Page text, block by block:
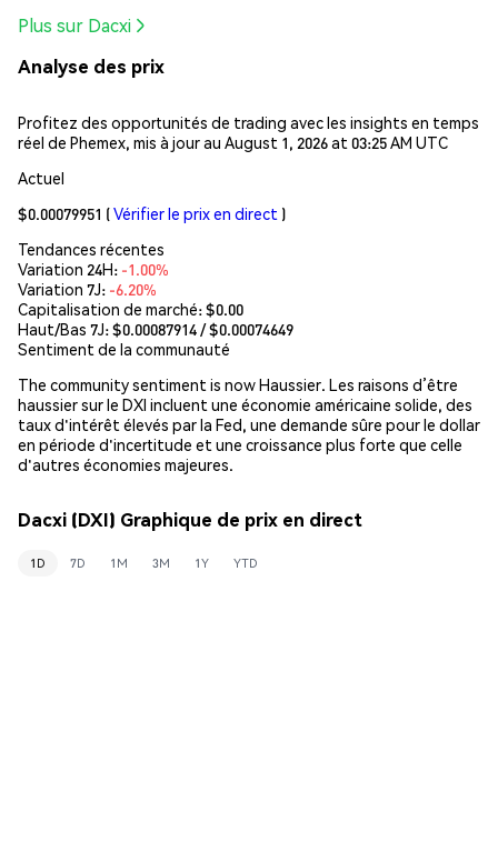
Plus sur Dacxi
Analyse des prix
Profitez des opportunités de trading avec les insights en temps
réel de Phemex, mis à jour au August 1, 2026 at 03:25 AM UTC
Actuel
$0.00079951 (Vérifier le prix en direct )
Tendances récentes
Variation 24H: -1.00%
Variation 7J: -6.20%
Capitalisation de marché:$0.00
Haut/Bas 7J: $0.00087914/ $0.00074649
Sentiment de la communauté
The community sentiment is now Haussier. Les raisons d’être
haussier sur le DXI incluent une économie américaine solide, des
taux d'intérêt élevés par la Fed, une demande sûre pour le dollar
en période d'incertitude et une croissance plus forte que celle
d'autres économies majeures.
Dacxi (DXI) Graphique de prix en direct
1D 7D 1M 3M 1Y YTD